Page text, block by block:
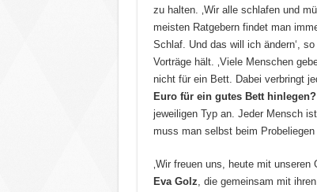
zu halten. ‚Wir alle schlafen und
meisten Ratgebern findet man
Schlaf. Und das will ich ändern‘,
Vorträge hält. ‚Viele Menschen
nicht für ein Bett. Dabei verbringt
Euro für ein gutes Bett hinlegen?
jeweiligen Typ an. Jeder Mensch
muss man selbst beim
‚Wir freuen uns, heute mit
Eva Golz, die gemeinsam mit